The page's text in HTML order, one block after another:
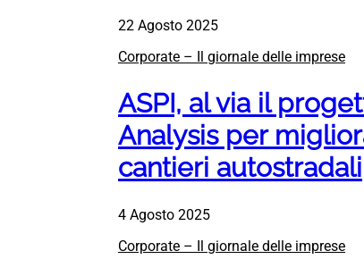
22 Agosto 2025
Corporate – Il giornale delle imprese
ASPI, al via il
Analysis per
cantieri autostradali
4 Agosto 2025
Corporate – Il giornale delle imprese